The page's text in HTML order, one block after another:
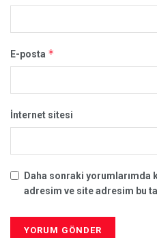
E-posta *
İnternet sitesi
Daha sonraki yorumlarımda
adresim ve site adresim bu